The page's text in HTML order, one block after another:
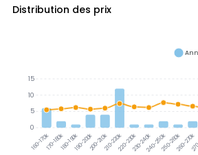
Distribution des prix
160-170k170-180k180-190k190-200k200-210k210-220k220-230k230-240k240-250k250-260k260-270k
15
10
5
0